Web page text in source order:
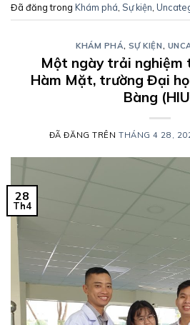
Đã đăng trong Khám phá Sự kiện
KHÁM PHÁ, SỰ KIỆN,
Một ngày trải nghiệm
Hàm Mặt, trường Đại
Bàng
ĐÃ ĐĂNG TRÊN THÁNG 4 28,
28
Th4